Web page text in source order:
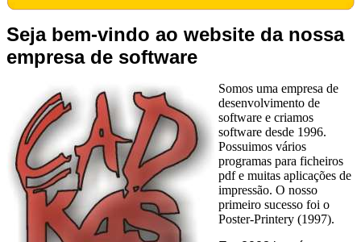
Seja bem-vindo ao website da nossa
empresa de software
Somos uma empresa de
desenvolvimento de
software e criamos
software desde 1996.
Possuimos vários
programas para ficheiros
pdf e muitas aplicações de
impressão. O nosso
primeiro sucesso foi o
Poster-Printery (1997).